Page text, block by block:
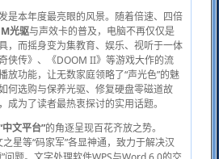
是本年度最亮眼的风景。随着倍速、四倍
光驱与声效卡的普及，电脑不再仅仅是
，而摇身变为集教育、娱乐、视听于一体
侠传》、《DOOM II》等游戏大作的流
放功能，让无数家庭领略了“声光色”的魅
何选购与保养光驱、修复硬盘零磁道故
成为了读者最热衷探讨的实用话题。
中文平台”的角逐呈现百花齐放之势。
星等“码家军”各显神通，致力于解决汉